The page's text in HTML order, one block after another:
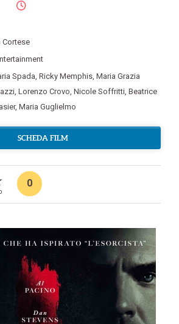
Cortese
Spada, Ricky Memphis, Maria Grazia
, Lorenzo Crovo, Nicole Soffritti, Beatrice
, Maria Guglielmo
SCHEDA FILM
0